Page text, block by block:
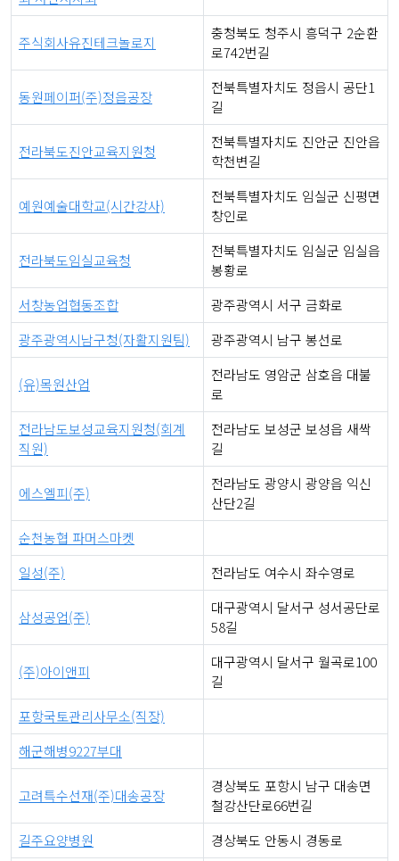
주식회사유진테크놀로지
충청북도 청주시 흥덕구 2순환
로742번길
동원페이퍼(주)정읍공장
전북특별자치도 정읍시 공단1
길
전라북도진안교육지원청
전북특별자치도 진안군 진안읍
학천변길
예원예술대학교(시간강사)
전북특별자치도 임실군 신평면
창인로
전라북도임실교육청
전북특별자치도 임실군 임실읍
봉황로
서창농업협동조합
광주광역시 서구 금화로
광주광역시남구청(자활지원팀)
광주광역시 남구 봉선로
(유)목원산업
전라남도 영암군 삼호읍 대불
로
전라남도보성교육지원청(회계
직원)
전라남도 보성군 보성읍 새싹
길
에스엘피(주)
전라남도 광양시 광양읍 익신
산단2길
순천농협 파머스마켓
일성(주)
전라남도 여수시 좌수영로
삼성공업(주)
대구광역시 달서구 성서공단로
58길
(주)아이앤피
대구광역시 달서구 월곡로100
길
포항국토관리사무소(직장)
해군해병9227부대
고려특수선재(주)대송공장
경상북도 포항시 남구 대송면
철강산단로66번길
길주요양병원
경상북도 안동시 경동로